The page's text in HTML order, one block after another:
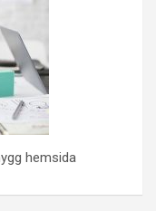
hemsida